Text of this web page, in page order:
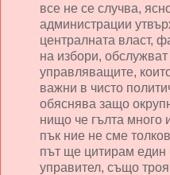
все не се случва,
администрации
централната власт,
на избори, обслужват
управляващите,
важни в чисто
обяснява защо
нищо че гълта много
пък ние не сме
път ще цитирам един
управител, също